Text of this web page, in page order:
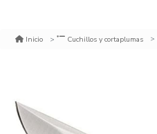
Inicio Cuchillos y cortaplumas